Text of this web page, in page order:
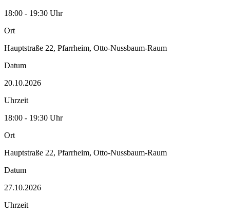
18:00 - 19:30 Uhr
Ort
Hauptstraße 22, Pfarrheim, Otto-Nussbaum-Raum
Datum
20.10.2026
Uhrzeit
18:00 - 19:30 Uhr
Ort
Hauptstraße 22, Pfarrheim, Otto-Nussbaum-Raum
Datum
27.10.2026
Uhrzeit